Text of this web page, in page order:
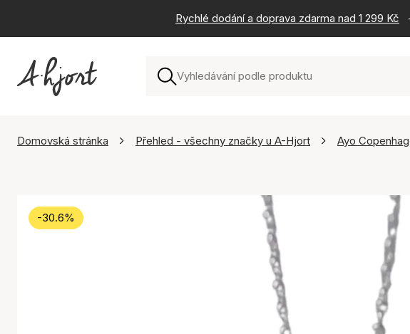
Rychlé dodání a doprava zdarma nad 1 299 Kč
Domovská stránka Přehled - všechny značky u A-Hjort Ayo
-30.6%